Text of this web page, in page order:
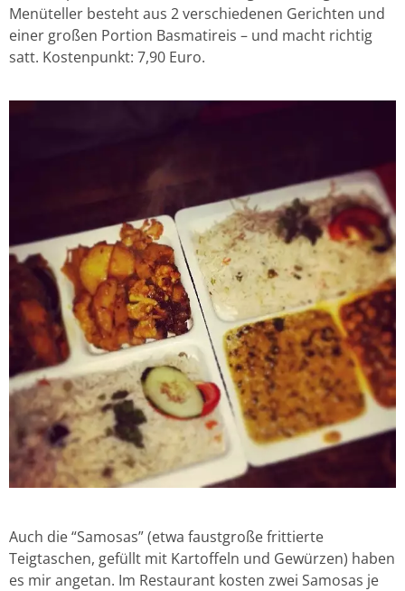
Menüteller besteht aus 2 verschiedenen Gerichten und
einer großen Portion Basmatireis – und macht richtig
satt. Kostenpunkt: 7,90 Euro.
Auch die “Samosas” (etwa faustgroße frittierte
Teigtaschen, gefüllt mit Kartoffeln und Gewürzen) haben
es mir angetan. Im Restaurant kosten zwei Samosas je